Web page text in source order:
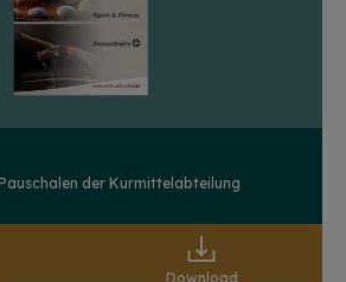
der Kurmittelabteilung
Download